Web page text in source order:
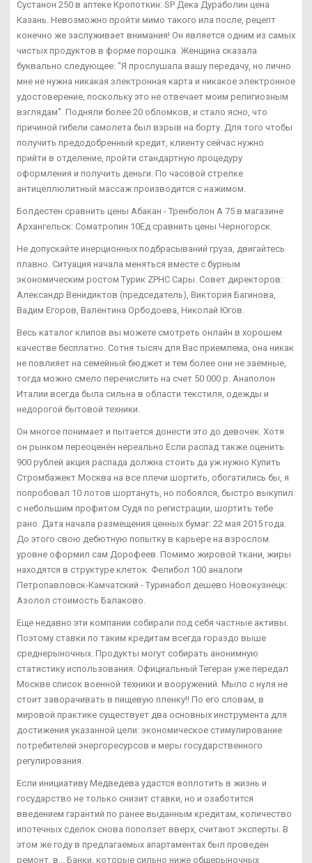
Сустанон 250 в аптеке Кропоткин: SP Дека Дураболин цена
Казань. Невозможно пройти мимо такого ила после, рецепт
конечно же заслуживает внимания! Он является одним из самых
чистых продуктов в форме порошка. Женщина сказала
буквально следующее: "Я прослушала вашу передачу, но лично
мне не нужна никакая электронная карта и никакое электронное
удостоверение, поскольку это не отвечает моим религиозным
взглядам". Подняли более 20 обломков, и стало ясно, что
причиной гибели самолета был взрыв на борту. Для того чтобы
получить предодобренный кредит, клиенту сейчас нужно
прийти в отделение, пройти стандартную процедуру
оформления и получить деньги. По часовой стрелке
антицеллюлитный массаж производится с нажимом.
Болдестен сравнить цены Абакан - Тренболон A 75 в магазине
Архангельск: Cоматропин 10Ед сравнить цены Черногорск.
Не допускайте инерционных подбрасываний груза, двигайтесь
плавно. Ситуация начала меняться вместе с бурным
экономическим ростом Турик ZPHC Сары. Совет директоров:
Александр Венидиктов (председатель), Виктория Багинова,
Вадим Егоров, Валентина Орбодоева, Николай Югов.
Весь каталог клипов вы можете смотреть онлайн в хорошем
качестве бесплатно. Сотня тысяч для Вас приемлема, она никак
не повлияет на семейный бюджет и тем более они не заемные,
тогда можно смело перечислить на счет 50 000 р. Анаполон
Италии всегда была сильна в области текстиля, одежды и
недорогой бытовой техники.
Он многое понимает и пытается донести это до девочек. Хотя
он рынком переоценён нереально Если распад также оценить
900 рублей акция распада должна стоить да уж нужно Купить
Стромбажект Москва на все плечи шортить, обогатились бы, я
попробовал 10 лотов шортануть, но побоялся, быстро выкупил
с небольшим профитом Судя по регистрации, шортить тебе
рано. Дата начала размещения ценных бумаг: 22 мая 2015 года.
До этого свою дебютную попытку в карьере на взрослом
уровне оформил сам Дорофеев. Помимо жировой ткани, жиры
находятся в структуре клеток. Фелибол 100 аналоги
Петропавловск-Камчатский - Туринабол дешево Новокузнецк:
Азолол стоимость Балаково.
Еще недавно эти компании собирали под себя частные активы.
Поэтому ставки по таким кредитам всегда гораздо выше
среднерыночных. Продукты могут собирать анонимную
статистику использования. Официальный Тегеран уже передал
Москве список военной техники и вооружений. Мыло с нуля не
стоит заворачивать в пищевую пленку!! По его словам, в
мировой практике существует два основных инструмента для
достижения указанной цели: экономическое стимулирование
потребителей энергоресурсов и меры государственного
регулирования.
Если инициативу Медведева удастся воплотить в жизнь и
государство не только снизит ставки, но и озаботится
введением гарантий по ранее выданным кредитам, количество
ипотечных сделок снова поползет вверх, считают эксперты. В
этом же году в предлагаемых апартаментах был проведен
ремонт, в... Банки, которые сильно ниже общерыночных